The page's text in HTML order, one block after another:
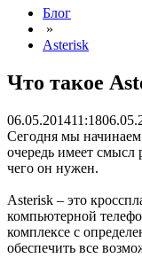
Блог
»
Asterisk
Что такое
06.05.201411:18
Сегодня мы
очередь имеет смысл
чего он нужен.
Asterisk – это
компьютерной
комплексе с
обеспечить все